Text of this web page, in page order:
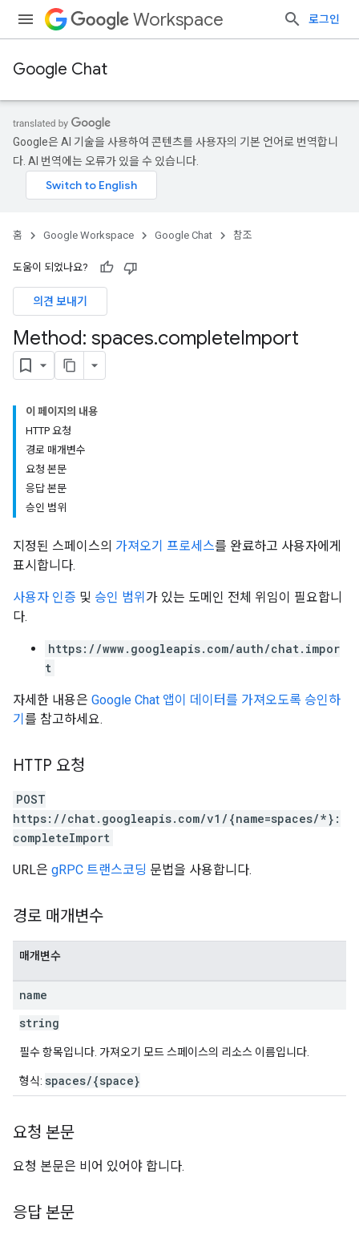
Workspace 로그인
Google Chat
Google은 AI 기술을 사용하여 콘텐츠를 사용자의 기본 언어로 번역합니
다. AI 번역에는 오류가 있을 수 있습니다.
홈 Google Workspace Google Chat 참조
도움이 되었나요?
의견 보내기
Method: spaces.completeImport
이 페이지의 내용
HTTP 요청
경로 매개변수
요청 본문
응답 본문
승인 범위
지정된 스페이스의 가져오기 프로세스를 완료하고 사용자에게
표시합니다.
사용자 인증 및 승인 범위 가 있는 도메인 전체 위임이 필요합니
다.
https://www.googleapis.com/auth/chat.impor
t
자세한 내용은 Google Chat 앱이 데이터를 가져오도록 승인하
기 를 참고하세요.
HTTP 요청
POST
https://chat.googleapis.com/v1/{name=spaces/*}:
completeImport
URL은 gRPC 트랜스코딩 문법을 사용합니다.
경로 매개변수
매개변수
name
string
필수 항목입니다. 가져오기 모드 스페이스의 리소스 이름입니다.
형식: spaces/{space}
요청 본문
요청 본문은 비어 있어야 합니다.
응답 본문